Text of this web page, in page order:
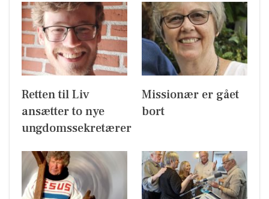
Retten til Liv
ansætter to nye
ungdomssekretærer
Missionær er gået
bort